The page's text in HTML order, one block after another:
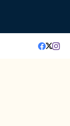
il futuro